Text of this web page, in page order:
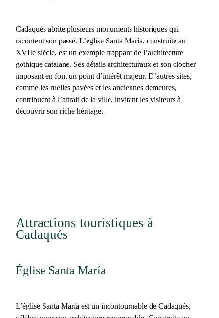
Cadaqués abrite plusieurs monuments historiques qui
racontent son passé. L’église Santa María, construite au
XVIIe siècle, est un exemple frappant de l’architecture
gothique catalane. Ses détails architecturaux et son clocher
imposant en font un point d’intérêt majeur. D’autres sites,
comme les ruelles pavées et les anciennes demeures,
contribuent à l’attrait de la ville, invitant les visiteurs à
découvrir son riche héritage.
Attractions touristiques à
Cadaqués
Église Santa María
L’église Santa María est un incontournable de Cadaqués,